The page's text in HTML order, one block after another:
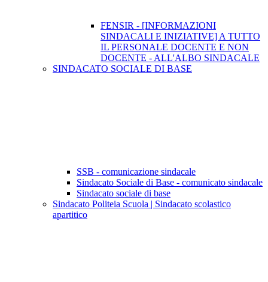
FENSIR - [INFORMAZIONI
SINDACALI E INIZIATIVE] A TUTTO
IL PERSONALE DOCENTE E NON
DOCENTE - ALL'ALBO SINDACALE
SINDACATO SOCIALE DI BASE
SSB - comunicazione sindacale
Sindacato Sociale di Base - comunicato sindacale
Sindacato sociale di base
Sindacato Politeia Scuola | Sindacato scolastico
apartitico